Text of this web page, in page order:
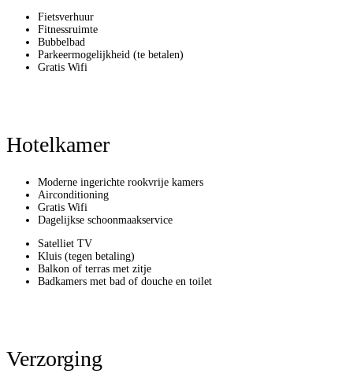
Fietsverhuur
Fitnessruimte
Bubbelbad
Parkeermogelijkheid (te betalen)
Gratis Wifi
Hotelkamer
Moderne ingerichte rookvrije kamers
Airconditioning
Gratis Wifi
Dagelijkse schoonmaakservice
Satelliet TV
Kluis (tegen betaling)
Balkon of terras met zitje
Badkamers met bad of douche en toilet
Verzorging